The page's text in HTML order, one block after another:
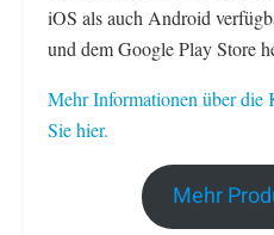
iOS als auch Android
und dem Google Play Store
Mehr Informationen über die
Sie hier.
Mehr